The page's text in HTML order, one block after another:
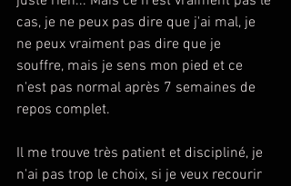
cas, je ne peux pas dire que j'ai mal, je
ne peux vraiment pas dire que je
souffre, mais je sens mon pied et ce
n'est pas normal après 7 semaines de
repos complet.
Il me trouve très patient et discipliné, je
n'ai pas trop le choix, si je veux recourir